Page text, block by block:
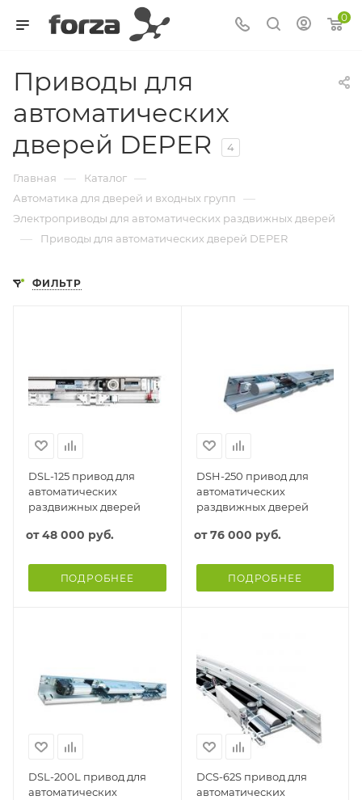
0
Приводы для
автоматических
дверей DEPER
4
Главная — Каталог —
Автоматика для дверей и входных групп —
Электроприводы для автоматических раздвижных дверей
— Приводы для автоматических дверей DEPER
ФИЛЬТР
DSL-125 привод для
автоматических
раздвижных дверей
от48 000 руб.
ПОДРОБНЕЕ
DSH-250 привод для
автоматических
раздвижных дверей
от76 000 руб.
ПОДРОБНЕЕ
DSL-200L привод для
автоматических
DCS-62S привод для
автоматических